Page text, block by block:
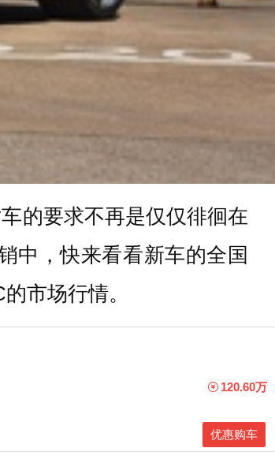
的要求不再是仅仅徘徊在
中，快来看看新车的全国
的市场行情。
120.60万
优惠购车